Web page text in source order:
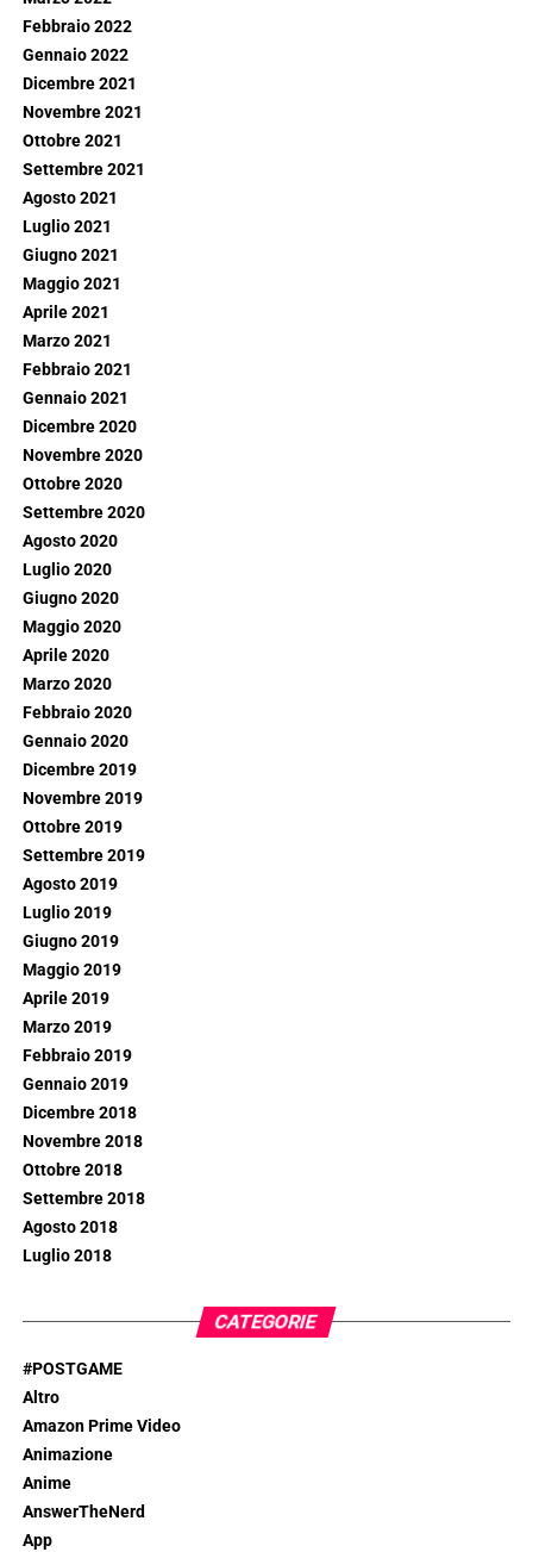
Febbraio 2022
Gennaio 2022
Dicembre 2021
Novembre 2021
Ottobre 2021
Settembre 2021
Agosto 2021
Luglio 2021
Giugno 2021
Maggio 2021
Aprile 2021
Marzo 2021
Febbraio 2021
Gennaio 2021
Dicembre 2020
Novembre 2020
Ottobre 2020
Settembre 2020
Agosto 2020
Luglio 2020
Giugno 2020
Maggio 2020
Aprile 2020
Marzo 2020
Febbraio 2020
Gennaio 2020
Dicembre 2019
Novembre 2019
Ottobre 2019
Settembre 2019
Agosto 2019
Luglio 2019
Giugno 2019
Maggio 2019
Aprile 2019
Marzo 2019
Febbraio 2019
Gennaio 2019
Dicembre 2018
Novembre 2018
Ottobre 2018
Settembre 2018
Agosto 2018
Luglio 2018
CATEGORIE
#POSTGAME
Altro
Amazon Prime Video
Animazione
Anime
AnswerTheNerd
App